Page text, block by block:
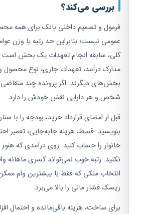
بررسی می‌کند؟
فرمول و تصمیم داخلی بانک برای همه
عمومی نیست؛ بنابراین حد رتبه یا وزن عوامل
کلی، سابقه انجام تعهدات یک بخش است و
مدارک درآمد، تعهدات جاری، نوع محصول و
بخش‌های دیگرند. اگر پرونده چند متقاضی یا
شخص و هر دارایی نقش خودش را دارد.
قبل از امضای قرارداد خرید، بودجه را با
بنویسید. قسط، هزینه جابه‌جایی، تعمیر
خانوار را حساب کنید. روی درآمدی که هنوز
نکنید. رتبه خوب نمی‌تواند کسری ماهانه واقعی
انتخاب ملکی که فقط با بیشترین وام ممکن
ریسک فشار مالی را بالا می‌برد.
برای ساخت، هزینه باقی‌مانده و احتمال